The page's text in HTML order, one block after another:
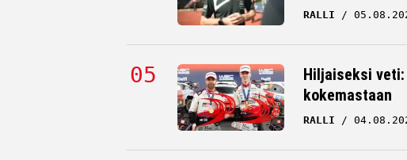
RALLI
Hiljaiseksi
kokemastaan
RALLI